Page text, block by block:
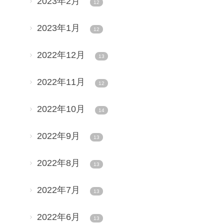
12
2023年1月 12
2022年12月 13
2022年11月 12
2022年10月 14
2022年9月 13
2022年8月 13
2022年7月 13
2022年6月 13